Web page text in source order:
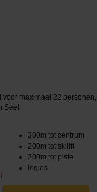
voor maximaal 22
See!
300m tot centrum
200m tot skilift
200m tot piste
logies